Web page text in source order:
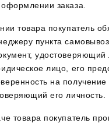
заказа.
товара покупатель
пункта
удостоверяющий
лицо, его
на получение
его личность.
товара покупатель